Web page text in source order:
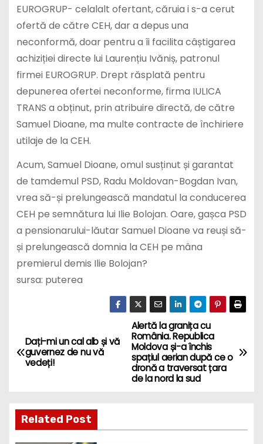
EUROGRUP- celalalt ofertant, căruia i s-a cerut
ofertă de către CEH, dar a depus una
neconformă, doar pentru a îi facilita câștigarea
achiziției directe lui Laurențiu Ivăniș, patronul
firmei EUROGRUP. Drept răsplată pentru
depunerea ofertei neconforme, firma IULICA
TRANS a obținut, prin atribuire directă, de către
Samuel Dioane, ma multe contracte de închiriere
utilaje de la CEH.
Acum, Samuel Dioane, omul susținut și garantat
de tamdemul PSD, Radu Moldovan-Bogdan Ivan,
vrea să-și prelungească mandatul la conducerea
CEH pe semnătura lui Ilie Bolojan. Oare, gașca PSD
a pensionarului-lăutar Samuel Dioane va reuși să-
și prelungească domnia la CEH pe mâna
premierul demis Ilie Bolojan?
sursa: puterea
P
o
t
n
Alertă la granița cu
România. Republica
Moldova și-a închis
spațiul aerian după ce o
dronă a traversat țara
de la nord la sud
Dați-mi un cal alb și vă
guvernez de nu vă
vedeți!
Related Post